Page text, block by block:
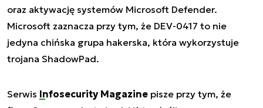
oraz aktywację systemów Microsoft Defender.
Microsoft zaznacza przy tym, że DEV-0417 to nie
jedyna chińska grupa hakerska, która wykorzystuje
trojana ShadowPad.
Serwis Infosecurity Magazine pisze przy tym, że